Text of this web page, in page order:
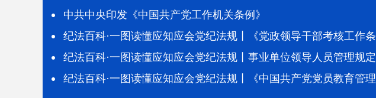
中共中央印发《中国共产党工作机关条例》
纪法百科·一图读懂应知应会党纪法规丨《党政领导干部考核工作条
例》
纪法百科·一图读懂应知应会党纪法规丨事业单位领导人员管理规定
纪法百科·一图读懂应知应会党纪法规丨《中国共产党党员教育管理